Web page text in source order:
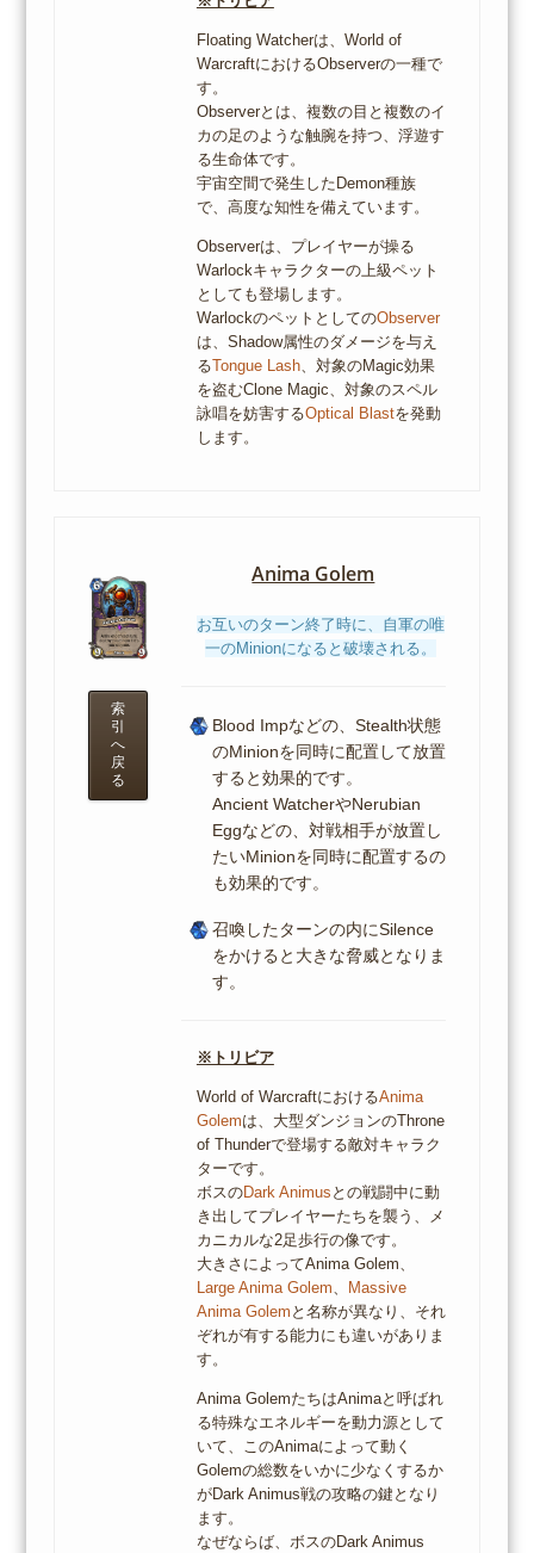
Floating Watcherは、World of
WarcraftにおけるObserverの一種で
す。
Observerとは、複数の目と複数のイ
カの足のような触腕を持つ、浮遊す
る生命体です。
宇宙空間で発生したDemon種族
で、高度な知性を備えています。
Observerは、プレイヤーが操る
Warlockキャラクターの上級ペット
としても登場します。
WarlockのペットとしてのObserver
は、Shadow属性のダメージを与え
るTongue Lash、対象のMagic効果
を盗むClone Magic、対象のスペル
詠唱を妨害するOptical Blastを発動
します。
索
引
へ
戻
る
Anima Golem
お互いのターン終了時に、自軍の唯
一のMinionになると破壊される。
Blood Impなどの、Stealth状態
のMinionを同時に配置して放置
すると効果的です。
Ancient WatcherやNerubian
Eggなどの、対戦相手が放置し
たいMinionを同時に配置するの
も効果的です。
召喚したターンの内にSilence
をかけると大きな脅威となりま
す。
※トリビア
World of WarcraftにおけるAnima
Golemは、大型ダンジョンのThrone
of Thunderで登場する敵対キャラク
ターです。
ボスのDark Animus との戦闘中に動
き出してプレイヤーたちを襲う、メ
カニカルな2足歩行の像です。
大きさによってAnima Golem、
Large Anima Golem、
Massive
Anima Golem と名称が異なり、それ
ぞれが有する能力にも違いがありま
す。
Anima GolemたちはAnimaと呼ばれ
る特殊なエネルギーを動力源として
いて、このAnimaによって動く
Golemの総数をいかに少なくするか
がDark Animus戦の攻略の鍵となり
ます。
なぜならば、ボスのDark Animus